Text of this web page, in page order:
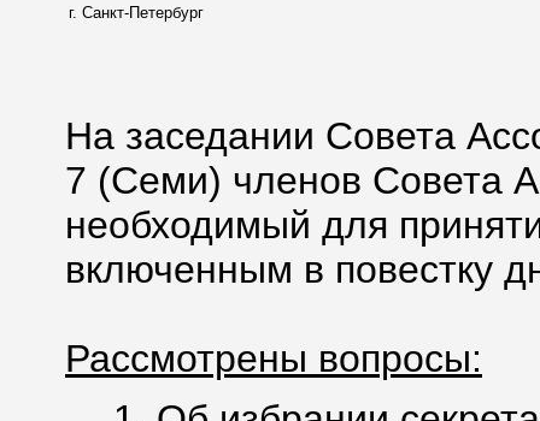
г. Санкт-Петербург
На заседании Совета
7 (Семи) членов Совета
необходимый для
включенным в повестку
Рассмотрены вопросы: